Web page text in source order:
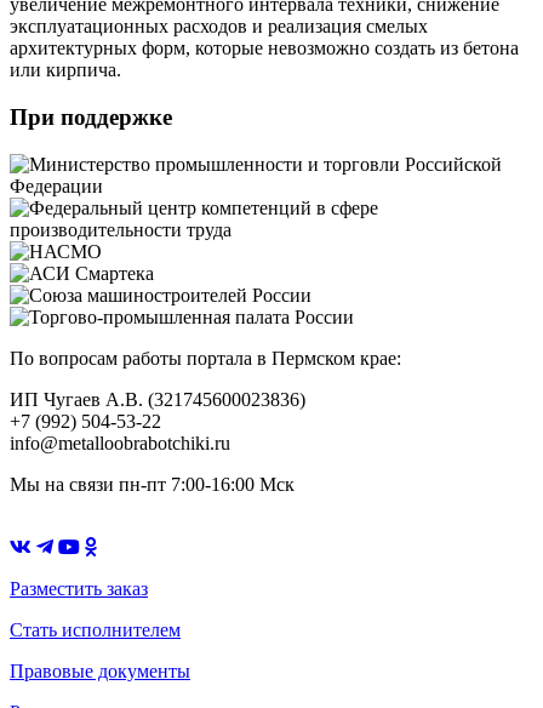
увеличение межремонтного интервала техники, снижение
эксплуатационных расходов и реализация смелых
архитектурных форм, которые невозможно создать из бетона
или кирпича.
При поддержке
По вопросам работы портала в Пермском крае:
ИП Чугаев А.В. (321745600023836)
+7 (992) 504-53-22
info@metalloobrabotchiki.ru
Мы на связи пн-пт 7:00-16:00 Мск
Разместить заказ
Стать исполнителем
Правовые документы